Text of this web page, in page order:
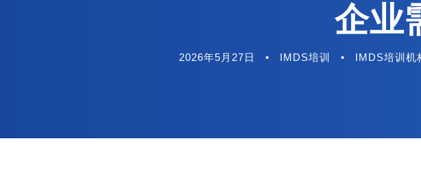
企业
2026年5月27日 • IMDS培训 • IMDS培训机